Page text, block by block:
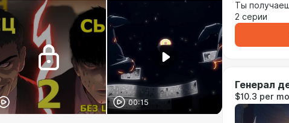
00:15
Ты
2 серии
Генерал
$10.3 per